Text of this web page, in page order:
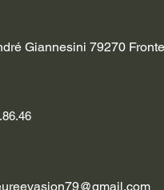
Giannesini 79270